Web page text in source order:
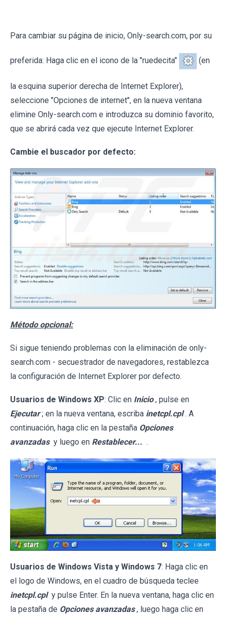
Para cambiar su página de inicio, Only-search.com, por su
preferida: Haga clic en el icono de la "ruedecita" (en
la esquina superior derecha de Internet Explorer),
seleccione "Opciones de internet", en la nueva ventana
elimine Only-search.com e introduzca su dominio favorito,
que se abrirá cada vez que ejecute Internet Explorer.
Cambie el buscador por defecto:
Método opcional:
Si sigue teniendo problemas con la eliminación de only-
search.com - secuestrador de navegadores, restablezca
la configuración de Internet Explorer por defecto.
Usuarios de Windows XP: Clic en Inicio , pulse en
Ejecutar ; en la nueva ventana, escriba inetcpl.cpl . A
continuación, haga clic en la pestaña Opciones
avanzadas y luego en Restablecer... .
Usuarios de Windows Vista y Windows 7: Haga clic en
el logo de Windows, en el cuadro de búsqueda teclee
inetcpl.cpl y pulse Enter. En la nueva ventana, haga clic en
la pestaña de Opciones avanzadas , luego haga clic en